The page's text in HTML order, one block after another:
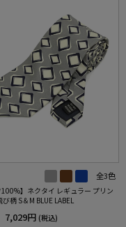
全3色
100%】ネクタイ レギュラー プリン
び柄 S＆M BLUE LABEL
7,029円 (税込)